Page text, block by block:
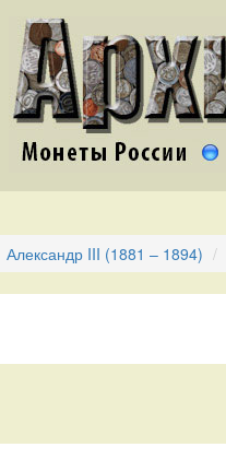
Александр III (1881 – 1894)